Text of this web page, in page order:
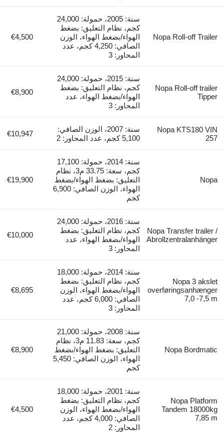
Nopa Roll-off Trailer
سنة: 2005، حمولة: 24,000
كجم، نظام التعليق: بضغط
الهواء/بضغط الهواء، الوزن
الصافي: 4,250 كجم، عدد
المحاور: 3
€4,500
Nopa Roll-off trailer
Tipper
سنة: 2015، حمولة: 24,000
كجم، نظام التعليق: بضغط
الهواء/بضغط الهواء، عدد
المحاور: 3
€8,900
Nopa KTS180 VIN
257
سنة: 2007، الوزن الصافي:
5,100 كجم، عدد المحاور: 2
€10,947
Nopa
سنة: 2014، حمولة: 17,100
كجم، سعة: 33.75 م3، نظام
التعليق: بضغط الهواء/بضغط
الهواء، الوزن الصافي: 6,900
كجم
€19,900
Nopa Transfer trailer /
Abrollzentralanhänger
سنة: 2016، حمولة: 24,000
كجم، نظام التعليق: بضغط
الهواء/بضغط الهواء، عدد
المحاور: 3
€10,000
Nopa 3 akslet
overføringsanhænger
7,0 -7,5 m
سنة: 2014، حمولة: 18,000
كجم، نظام التعليق: بضغط
الهواء/بضغط الهواء، الوزن
الصافي: 6,000 كجم، عدد
المحاور: 3
€8,695
Nopa Bordmatic
سنة: 2008، حمولة: 21,000
كجم، سعة: 11.83 م3، نظام
التعليق: بضغط الهواء/بضغط
الهواء، الوزن الصافي: 5,450
كجم
€8,900
Nopa Platform
Tandem 18000kg
7,85 m
سنة: 2001، حمولة: 18,000
كجم، نظام التعليق: بضغط
الهواء/بضغط الهواء، الوزن
الصافي: 4,000 كجم، عدد
المحاور: 2
€4,500